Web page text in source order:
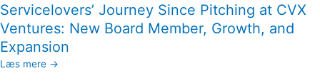
Servicelovers’ Journey Since Pitching at CVX
Ventures: New Board Member, Growth, and
Expansion
Læs mere →